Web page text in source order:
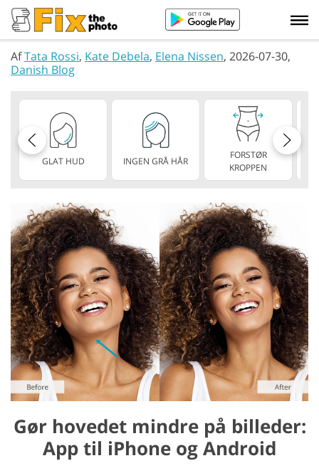
AfTata Rossi, Kate Debela, Elena Nissen, 2026-07-30,
Danish Blog
GLAT HUD INGEN GRÅ HÅR
FORSTØR
KROPPEN
Gør hovedet mindre på billeder:
App til iPhone og Android